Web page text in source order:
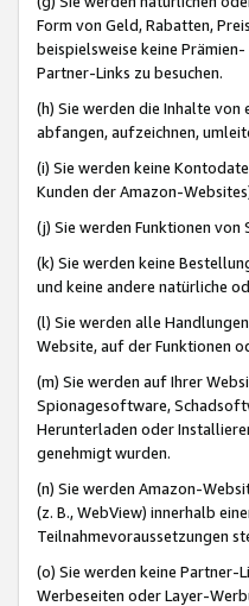
Form von Geld, Rabatten,
beispielsweise keine
Partner-Links zu besuchen.
(h) Sie werden die Inhalte
abfangen, aufzeichnen,
(i) Sie werden keine
Kunden der Amazon-
(j) Sie werden Funktionen
(k) Sie werden keine
und keine andere natürliche
(l) Sie werden alle
Website, auf der Funktionen
(m) Sie werden auf Ihrer
Spionagesoftware,
Herunterladen oder
genehmigt wurden.
(n) Sie werden Amazon-
(z. B., WebView) innerhalb
Teilnahmevoraussetzungen
(o) Sie werden keine
Werbeseiten oder Layer-